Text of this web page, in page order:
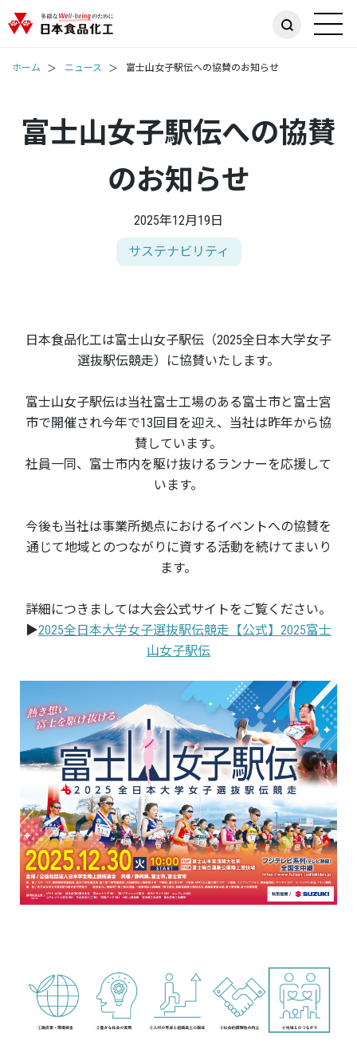
ホーム ニュース 富士山女子駅伝への協賛のお知らせ
富士山女子駅伝への協賛
のお知らせ
2025年12月19日
サステナビリティ
日本食品化工は富士山女子駅伝（2025全日本大学女子
選抜駅伝競走）に協賛いたします。
富士山女子駅伝は当社富士工場のある富士市と富士宮
市で開催され今年で13回目を迎え、当社は昨年から協
賛しています。
社員一同、富士市内を駆け抜けるランナーを応援して
います。
今後も当社は事業所拠点におけるイベントへの協賛を
通じて地域とのつながりに資する活動を続けてまいり
ます。
詳細につきましては大会公式サイトをご覧ください。
▶2025全日本大学女子選抜駅伝競走【公式】2025富士
山女子駅伝